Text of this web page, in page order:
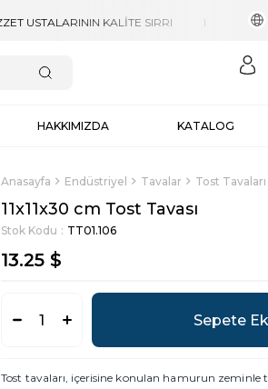
HAKKIMIZDA KATALOG
Anasayfa Endüstriyel Tavalar Tost Tavaları
11x11x30 cm Tost Tavası
Stok Kodu TT01.106
13.25 $
Tost tavaları, içerisine konulan hamurun zeminle